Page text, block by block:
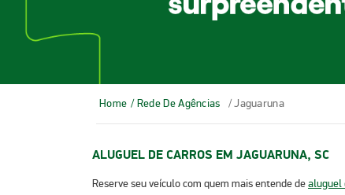
Home / Rede De Agências / Jaguaruna
ALUGUEL DE CARROS EM JAGUARUNA, SC
Reserve seu veículo com quem mais entende dealuguel